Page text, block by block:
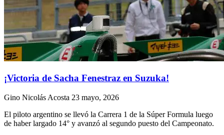
¡Victoria de Sacha Fenestraz en Suzuka!
Gino Nicolás Acosta 23 mayo, 2026
El piloto argentino se llevó la Carrera 1 de la Súper Formula luego
de haber largado 14° y avanzó al segundo puesto del Campeonato.